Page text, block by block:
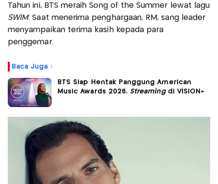
Tahun ini, BTS meraih Song of the Summer lewat lagu
SWIM. Saat menerima penghargaan, RM, sang leader
menyampaikan terima kasih kepada para
penggemar.
Baca Juga :
BTS Siap Hentak Panggung American
Music Awards 2026, Streamingdi VISION+